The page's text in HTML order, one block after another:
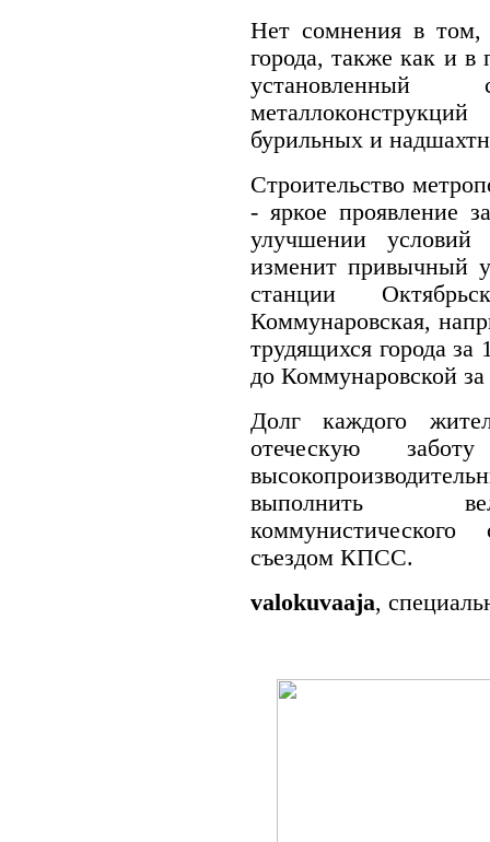
Нет сомнения в том,
города, также как и в
бурильных и
Строительство
- яркое проявление
улучшении
изменит привычный
станции
Коммунаровская,
трудящихся города
до Коммунаровской
Долг каждого
отеческую
выполнить
съездом КПСС.
valokuvaaja,